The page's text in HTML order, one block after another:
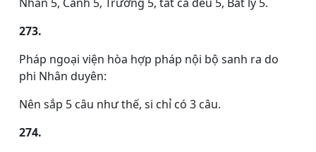
273.
Pháp ngoại viện hòa hợp pháp nội bộ sanh ra do
phi Nhân duyên:
Nên sắp 5 câu như thế, si chỉ có 3 câu.
274.